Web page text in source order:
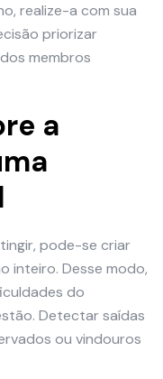
realize-a com sua
priorizar
membros
a
pode-se criar
inteiro. Desse modo,
do
Detectar saídas
ou vindouros